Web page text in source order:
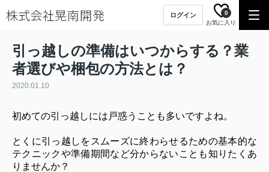
ログイン
お気に入り
0
引っ越しの準備はいつからする？業
者選びや梱包の方法とは？
2020.01.10
初めての引っ越しには戸惑うことも多いですよね。
とくに引っ越しをスムーズに終わらせるための基本的な
テクニックや準備期間など分からないことも知りたくあ
りませんか？